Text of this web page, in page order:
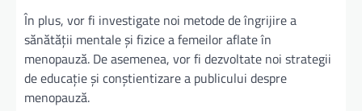
În plus, vor fi investigate noi metode de îngrijire a
sănătății mentale și fizice a femeilor aflate în
menopauză. De asemenea, vor fi dezvoltate noi strategii
de educație și conștientizare a publicului despre
menopauză.